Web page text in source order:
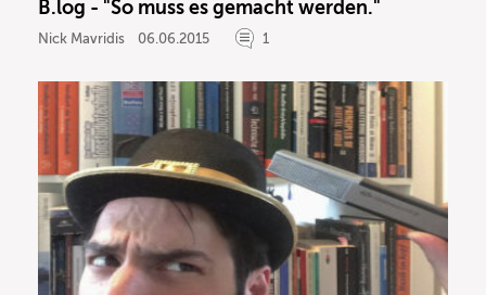
B.log - "So muss es gemacht werden."
Nick Mavridis 06.06.2015 1